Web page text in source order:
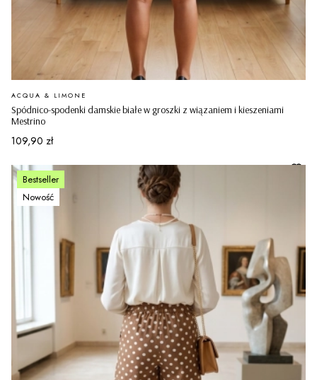
Spódnico-spodenki damskie białe w groszki z wiązaniem i kieszeniami
Mestrino
PRODUCENT
ACQUA & LIMONE
Cena
109,90 zł
Bestseller
Nowość